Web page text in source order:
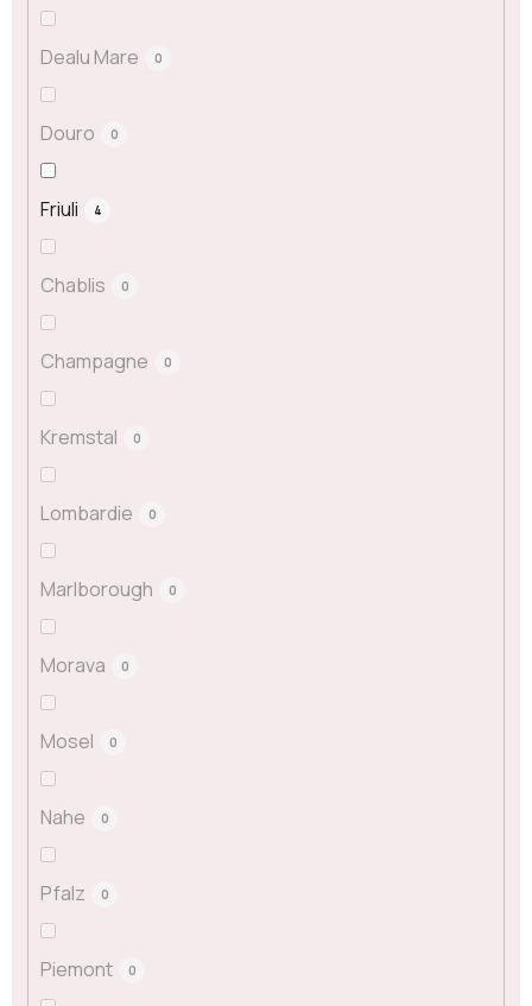
Dealu Mare 0
Douro 0
Friuli 4
Chablis 0
Champagne 0
Kremstal 0
Lombardie 0
Marlborough 0
Morava 0
Mosel 0
Nahe 0
Pfalz 0
Piemont 0